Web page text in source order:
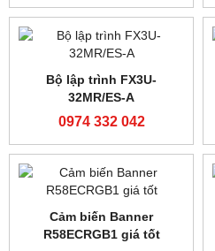
24MAR2-AC
0974 332 042
Bộ lập trình FATEK FBS-
40MAR2-AC
0974 332 042